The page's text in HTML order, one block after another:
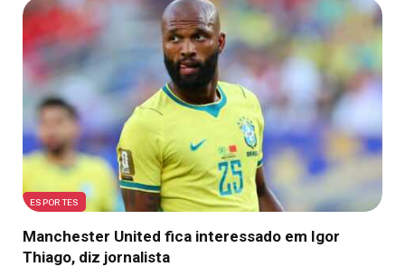
ESPORTES
Manchester United fica interessado em Igor
Thiago, diz jornalista